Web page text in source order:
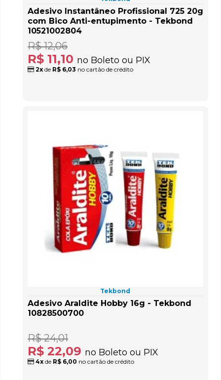
Adesivo Instantâneo Profissional 725 20g
com Bico Anti-entupimento - Tekbond
10521002804
R$ 11,10 no Boleto ou PIX
R$ 12,06
2x de R$ 6,03 no cartão de crédito
Tekbond
Adesivo Araldite Hobby 16g - Tekbond
10828500700
R$ 22,09 no Boleto ou PIX
R$ 24,01
4x de R$ 6,00 no cartão de crédito